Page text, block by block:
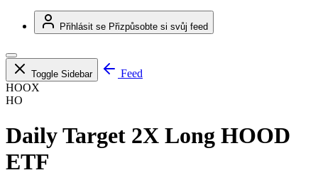
Přihlásit se Přizpůsobte si svůj feed
Toggle Sidebar
Feed
HOOX
HO
Daily Target 2X Long HOOD
ETF